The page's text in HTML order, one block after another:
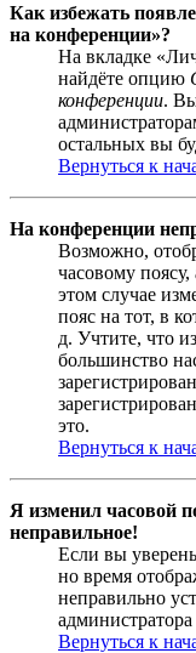
Как избежать
на конференции»?
На вкладке
найдёте опцию
конференции.
остальных вы
Вернуться к
На конференции
Возможно,
часовому
этом случае
пояс на тот, в
д. Учтите, что
большинство
это.
Вернуться к
Я изменил часовой
неправильное!
Если вы
но время
неправильно
Вернуться к